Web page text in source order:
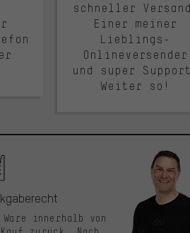
schneller
Einer meiner
Lieblings-
Onlineversender
und super
Weiter so!
innerhalb von